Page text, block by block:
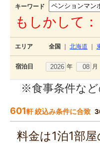
キーワード
もしかして：
エリア 全国 北海道
宿泊日 年 月
※食事条件な
601軒 絞込み条件に合致
料金は1泊1部